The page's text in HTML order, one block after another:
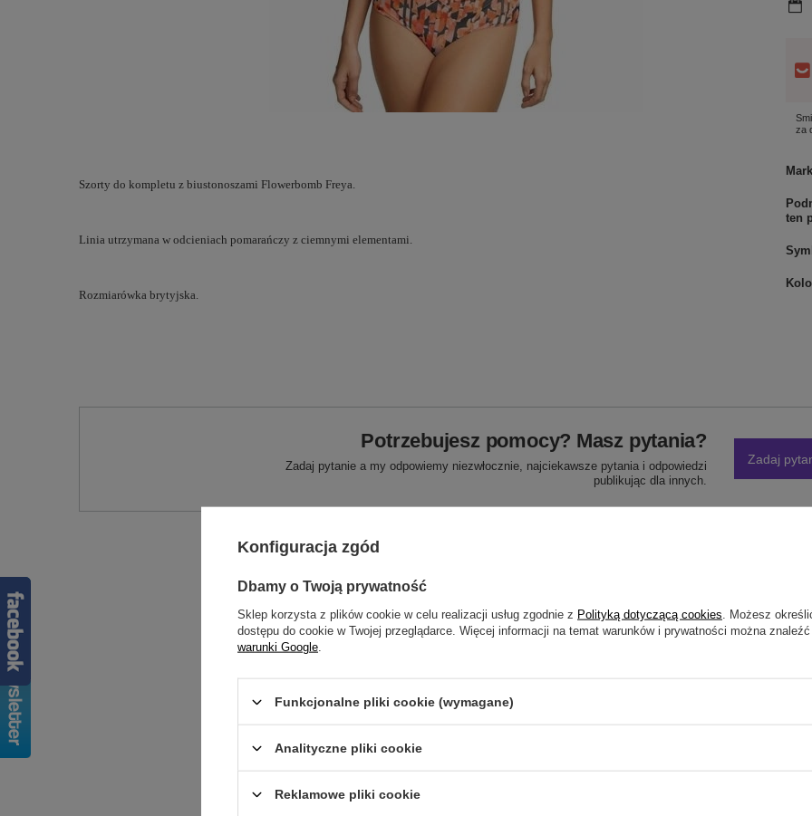
za
Szorty do kompletu z biustonoszami Flowerbomb Freya.
Linia utrzymana w odcieniach pomarańczy z ciemnymi elementami.
Rozmiarówka brytyjska.
ten
Potrzebujesz pomocy? Masz pytania?
Zadaj pytanie a my odpowiemy niezwłocznie, najciekawsze pytania i odpowiedzi
publikując dla innych.
Zadaj
5/5
Konfiguracja zgód
Dbamy o Twoją prywatność
Sklep korzysta z plików cookie w celu realizacji usług zgodnie z Polityką dotyczącą cookies . Możesz
dostępu do cookie w Twojej przeglądarce. Więcej informacji na temat warunków i prywatności można
warunki Google
Funkcjonalne pliki cookie (wymagane)
Analityczne pliki cookie
Reklamowe pliki cookie